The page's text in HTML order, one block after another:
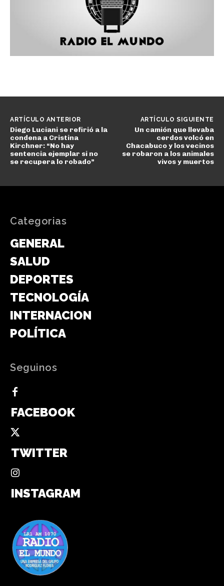
ARTÍCULO ANTERIOR
Diego Luciani se refirió a la
condena a Cristina
Kirchner: “No hay
sentencia ejemplar si no
se recupera lo robado”
ARTÍCULO SIGUIENTE
Un camión que llevaba
cerdos volcó en
Chacabuco y los vecinos
se robaron a los animales
vivos y muertos
Categorias
GENERAL
SALUD
DEPORTES
TECNOLOGÍA
INTERNACIONAL
POLÍTICA
Seguinos
FACEBOOK
TWITTER
INSTAGRAM